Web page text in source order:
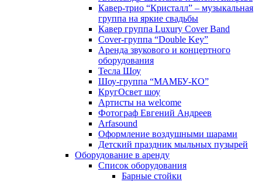
Кавер-трио “Кристалл” – музыкальная
группа на яркие свадьбы
Кавер группа Luxury Cover Band
Cover-группа “Double Key”
Аренда звукового и концертного
оборудования
Тесла Шоу
Шоу-группа “МАМБУ-КО”
КругОсвет шоу
Артисты на welcome
Фотограф Евгений Андреев
Arfasound
Оформление воздушными шарами
Детский праздник мыльных пузырей
Оборудование в аренду
Список оборудования
Барные стойки